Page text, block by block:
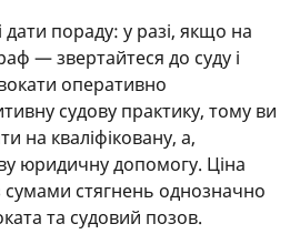
пораду: у разі, якщо на
— звертайтеся до суду і
оперативно
судову практику, тому ви
на кваліфіковану, а,
юридичну допомогу. Ціна
сумами стягнень однозначно
та судовий позов.